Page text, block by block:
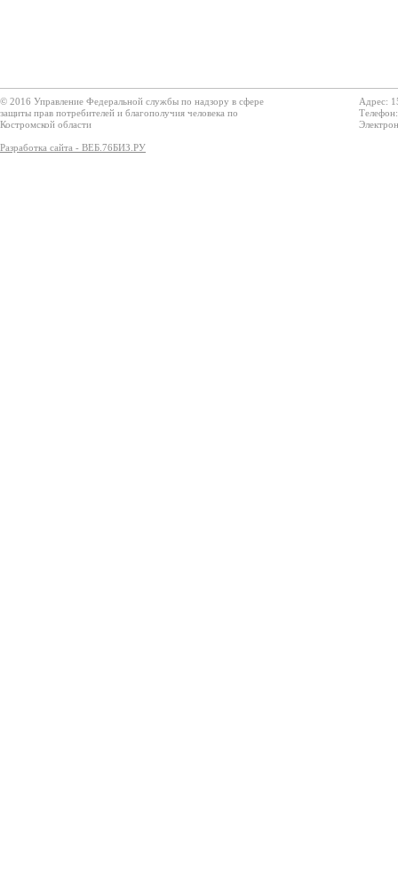
© 2016 Управление Федеральной службы по надзору в сфере
защиты прав потребителей и благополучия человека по
Костромской области
Разработка сайта - ВЕБ.76БИЗ.РУ
Адрес: